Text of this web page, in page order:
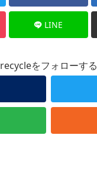
LINE
recycleをフォローする